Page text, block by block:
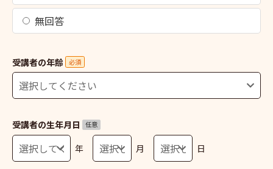
無回答
受講者の年齢 必須
受講者の生年月日 任意
年 月 日